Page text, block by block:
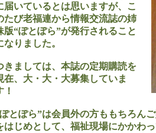
届いているとは思いますが、こ
たび老福連から情報交流誌の姉
版“ぽとぽら”が発行されること
なりました。
きましては、本誌の定期購読を
在、大・大・大募集していま
！
とぽら”は会員外の方ももちろん
はじめとして、福祉現場にかかわ